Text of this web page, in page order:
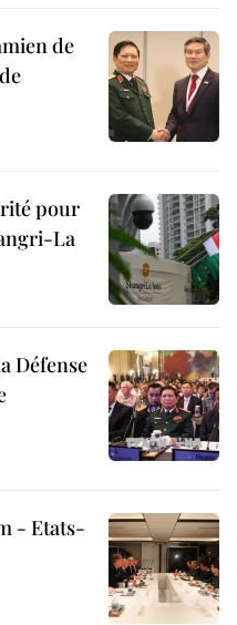
de
pour
La
Défense
- Etats-